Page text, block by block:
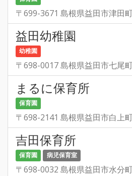
〒699-3671 島根県益田市津田
益田幼稚園
幼稚園
〒698-0017 島根県益田市七尾
まるに保育所
保育園
〒698-2141 島根県益田市白上
吉田保育所
保育園 病児保育室
〒698-0032 島根県益田市水分